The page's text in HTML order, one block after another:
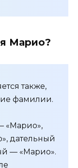
Марио?
также,
фамилии.
«Марио»,
дательный
— «Марио».